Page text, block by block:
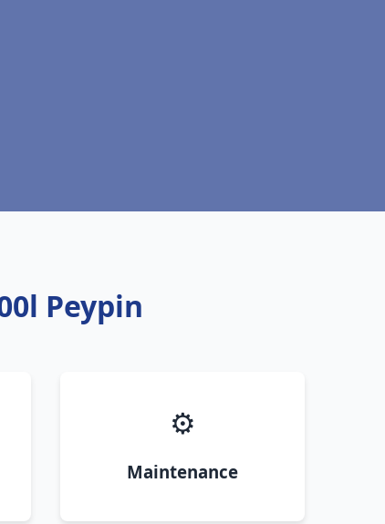
Peypin
⚙️
Maintenance